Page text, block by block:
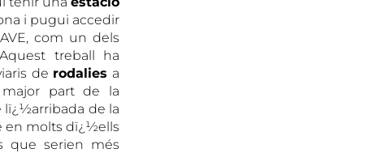
i pugui accedir
com un dels
treball ha
de rodalies a
part de la
lï¿½arribada de la
en molts dï¿½ells
que serien més